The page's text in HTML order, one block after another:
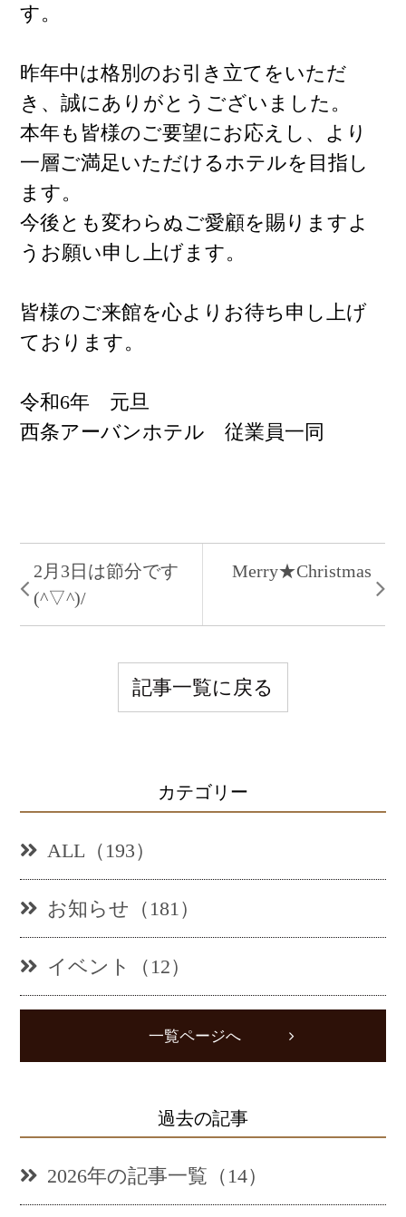
す。
昨年中は格別のお引き立てをいただ
き、誠にありがとうございました。
本年も皆様のご要望にお応えし、より
一層ご満足いただけるホテルを目指し
ます。
今後とも変わらぬご愛顧を賜りますよ
うお願い申し上げます。
皆様のご来館を心よりお待ち申し上げ
ております。
令和6年 元旦
西条アーバンホテル 従業員一同
2月3日は節分です
(^▽^)/
Merry★Christmas
記事一覧に戻る
カテゴリー
ALL（193）
お知らせ（181）
イベント（12）
一覧ページへ
過去の記事
2026年の記事一覧（14）